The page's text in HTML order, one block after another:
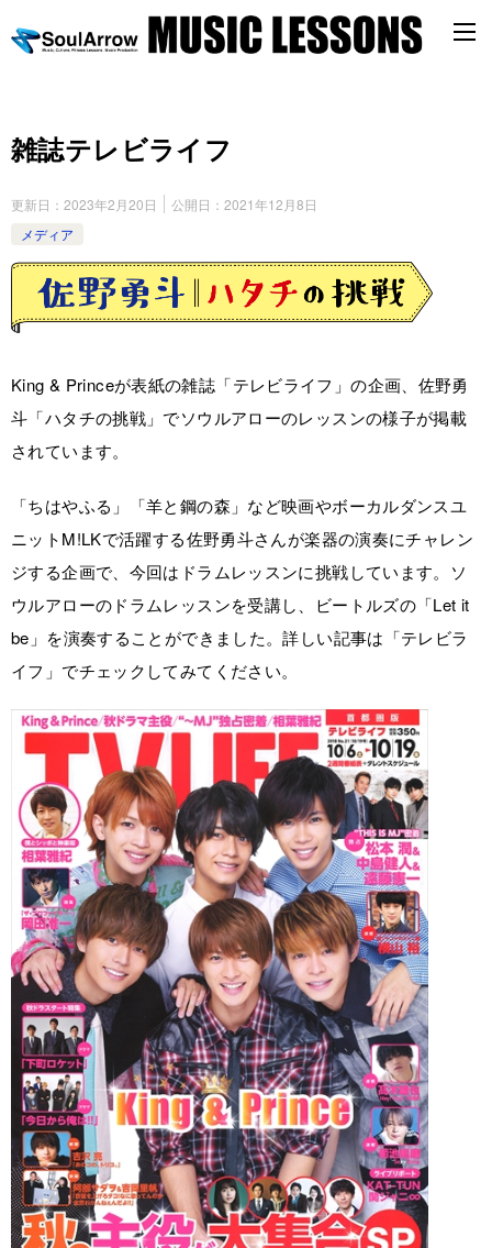
雑誌テレビライフ
更新日： 2023年2月20日 公開日： 2021年12月8日
メディア
King & Princeが表紙の雑誌「テレビライフ」の企画、佐野勇
斗「ハタチの挑戦」でソウルアローのレッスンの様子が掲載
されています。
「ちはやふる」「羊と鋼の森」など映画やボーカルダンスユ
ニットM!LKで活躍する佐野勇斗さんが楽器の演奏にチャレン
ジする企画で、今回はドラムレッスンに挑戦しています。ソ
ウルアローのドラムレッスンを受講し、ビートルズの「Let it
be」を演奏することができました。詳しい記事は「テレビラ
イフ」でチェックしてみてください。